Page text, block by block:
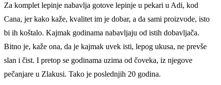
Za komplet lepinje nabavlja gotove lepinje u pekari u Adi, kod
Cana, jer kako kaže, kvalitet im je dobar, a da sami proizvode, isto
bi ih koštalo. Kajmak godinama nabavljaju od istih dobavljača.
Bitno je, kaže ona, da je kajmak uvek isti, lepog ukusa, ne prevše
slan i čist. I pretop se godinama uzima od čoveka, iz njegove
pečanjare u Zlakusi. Tako je poslednjih 20 godina.